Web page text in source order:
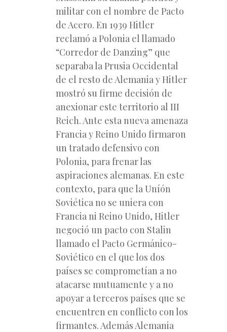
militar con el nombre de Pacto
de Acero. En 1939 Hitler
reclamó a Polonia el llamado
“Corredor de Danzing” que
separaba la Prusia Occidental
de el resto de Alemania y Hitler
mostró su firme decisión de
anexionar este territorio al III
Reich. Ante esta nueva amenaza
Francia y Reino Unido firmaron
un tratado defensivo con
Polonia, para frenar las
aspiraciones alemanas. En este
contexto, para que la Uníón
Soviética no se uniera con
Francia ni Reino Unido, Hitler
negoció un pacto con Stalin
llamado el Pacto Germánico-
Soviético en el que los dos
países se comprometían a no
atacarse mutuamente y a no
apoyar a terceros países que se
encuentren en conflicto con los
firmantes. Además Alemania